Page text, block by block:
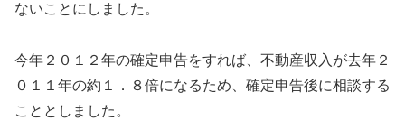
ないことにしました。
今年２０１２年の確定申告をすれば、不動産収入が去年２
０１１年の約１．８倍になるため、確定申告後に相談する
こととしました。